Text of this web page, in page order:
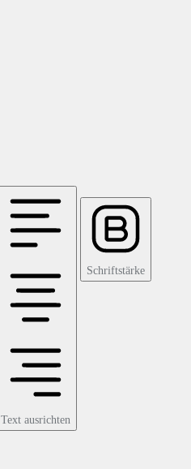
Text ausrichten
Schriftstärke